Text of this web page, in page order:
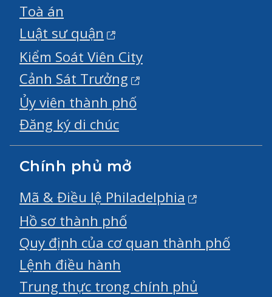
Toà án
Luật sư quận
Kiểm Soát Viên City
Cảnh Sát Trưởng
Ủy viên thành phố
Đăng ký di chúc
Chính phủ mở
Mã & Điều lệ Philadelphia
Hồ sơ thành phố
Quy định của cơ quan thành phố
Lệnh điều hành
Trung thực trong chính phủ